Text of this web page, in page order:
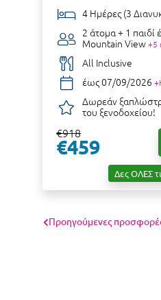
4 Ημέρες (3
2 άτομα + 1
Mountain View+5
All Inclusive
έως 07/09/2026
Δωρεάν
του ξενοδοχείου!
€918
€459
Δες ΟΛΕΣ
Προηγούμενες